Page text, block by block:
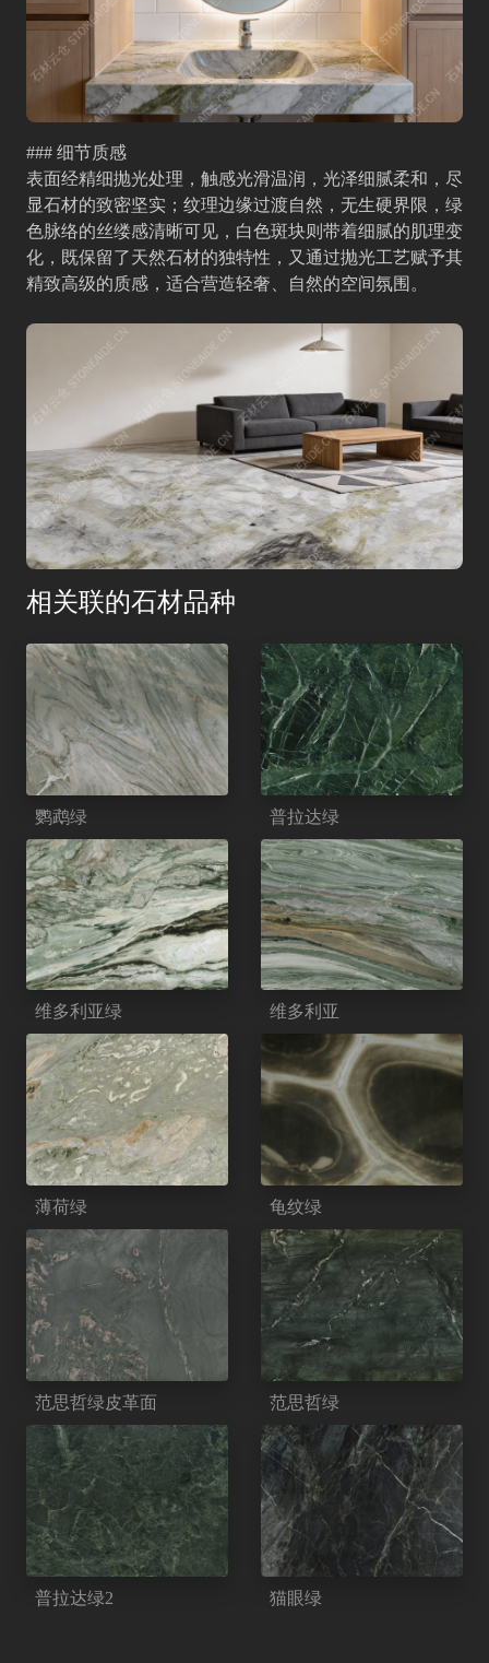
### 细节质感
表面经精细抛光处理，触感光滑温润，光泽细腻柔和，尽
显石材的致密坚实；纹理边缘过渡自然，无生硬界限，绿
色脉络的丝缕感清晰可见，白色斑块则带着细腻的肌理变
化，既保留了天然石材的独特性，又通过抛光工艺赋予其
精致高级的质感，适合营造轻奢、自然的空间氛围。
相关联的石材品种
鹦鹉绿 普拉达绿
维多利亚绿 维多利亚
薄荷绿 龟纹绿
范思哲绿皮革面 范思哲绿
普拉达绿2 猫眼绿